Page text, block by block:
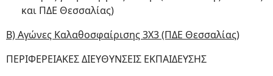
και ΠΔΕ Θεσσαλίας)
Β) Αγώνες Καλαθοσφαίρισης 3Χ3 (ΠΔΕ Θεσσαλίας)
ΠΕΡΙΦΕΡΕΙΑΚΕΣ ΔΙΕΥΘΥΝΣΕΙΣ ΕΚΠΑΙΔΕΥΣΗΣ